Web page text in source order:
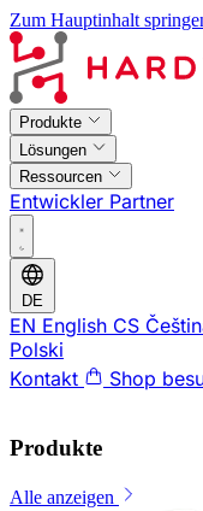
Zum Hauptinhalt
Produkte
Lösungen
Ressourcen
Entwickler Partner
DE
EN English CS
Polski
Kontakt
Shop
Produkte
Alle anzeigen